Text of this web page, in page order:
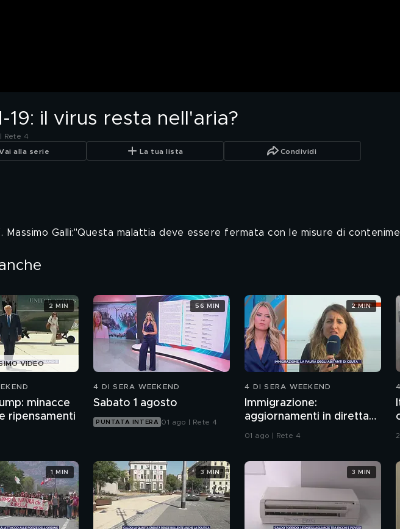
19: il virus resta nell'aria?
Rete 4
alla serie La tua lista Condividi
Massimo Galli:"Questa malattia deve essere fermata con le misure di
VIDEO
minacce
ripensamenti
2 MIN
4 DI SERA WEEKEND
Sabato 1 agosto
PUNTATA INTERA 01 ago | Rete 4
56 MIN
4 DI SERA WEEKEND
Immigrazione:
aggiornamenti in diretta
da Ceuta
01 ago | Rete 4
2 MIN
1 MIN 3 MIN 3 MIN